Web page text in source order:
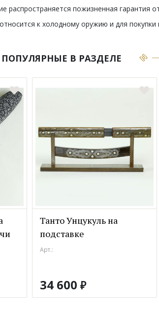
распространяется пожизненная гарантия
к холодному оружию и для
ПОПУЛЯРНЫЕ В РАЗДЕЛЕ
Танто Унцукуль на
подставке
Арт.:
34 600 ₽